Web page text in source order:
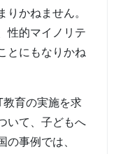
かねません。
性的マイノリテ
とにもなりかね
教育の実施を求
いて、子どもへ
の事例では、